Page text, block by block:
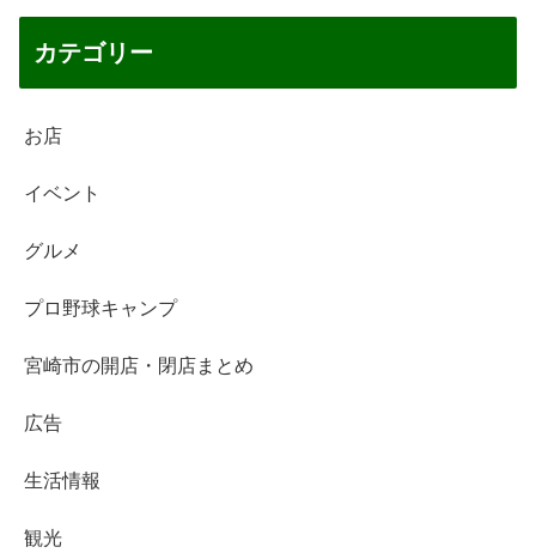
カテゴリー
お店
イベント
グルメ
プロ野球キャンプ
宮崎市の開店・閉店まとめ
広告
生活情報
観光